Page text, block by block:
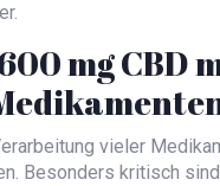
mg CBD
vieler
Besonders kritisch